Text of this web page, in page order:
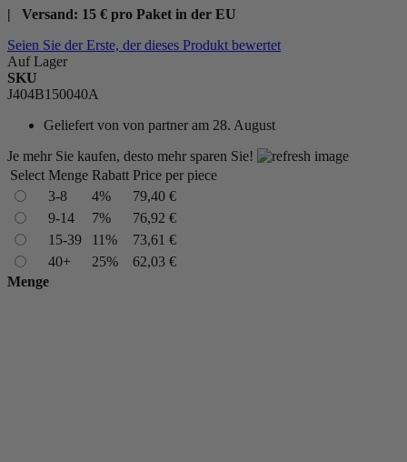
| Versand: 15 € pro Paket in der EU
Seien Sie der Erste, der dieses Produkt bewertet
Auf Lager
SKU
J404B150040A
Geliefert von von partner am 28. August
Je mehr Sie kaufen, desto mehr sparen Sie!
Select Menge Rabatt Price per piece
3-8
4%
79,40 €
9-14
7%
76,92 €
15-39
11%
73,61 €
40+
25%
62,03 €
Menge